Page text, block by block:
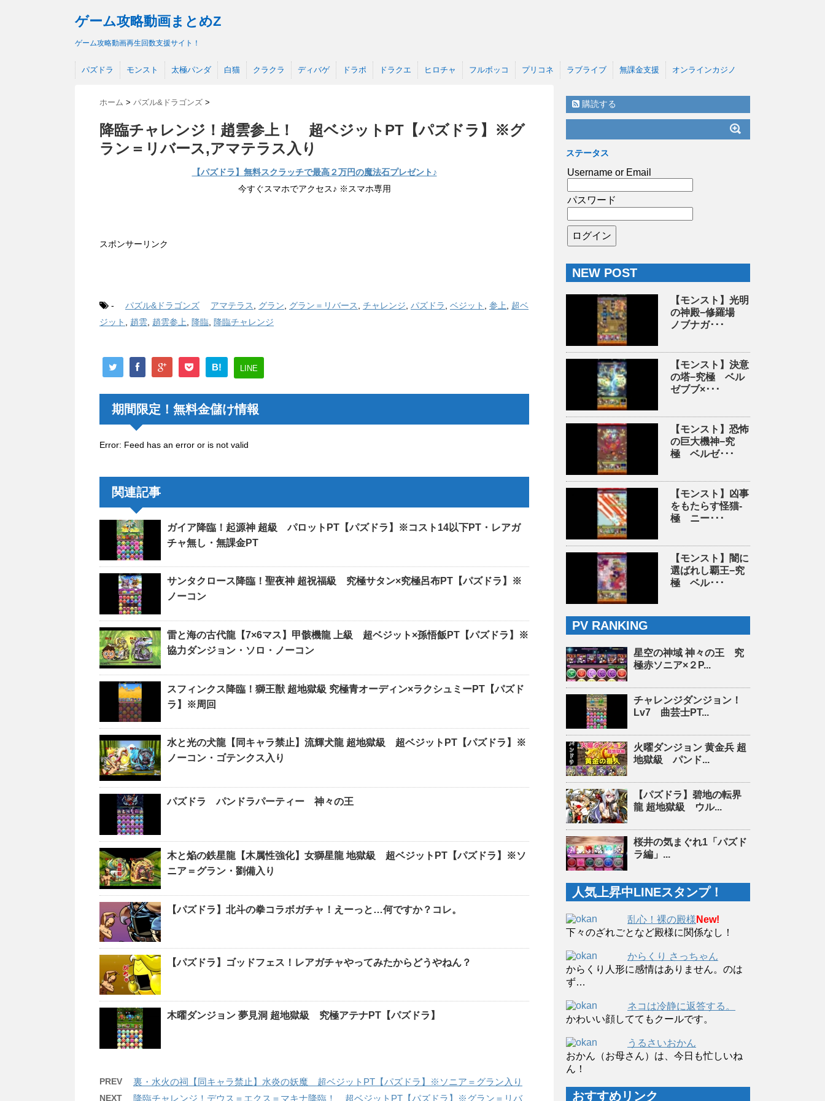
ゲーム攻略動画まとめZ
ゲーム攻略動画再生回数支援サイト！
パズドラ モンスト 太極パンダ 白猫 クラクラ ディバゲ ドラポ ドラクエ ヒロチャ フルボッコ プリコネ ラブライブ 無課金支援 オンラインカジノ
ホーム > パズル&ドラゴンズ >
降臨チャレンジ！趙雲参上！ 超ベジットPT【パズドラ】※グ
ラン＝リバース,アマテラス入り
【パズドラ】無料スクラッチで最高２万円の魔法石プレゼント♪
今すぐスマホでアクセス♪ ※スマホ専用
スポンサーリンク
- パズル&ドラゴンズ アマテラス グラン グラン＝リバース チャレンジ パズドラ ベジット 参上
超ベ
ジット
趙雲 趙雲参上 降臨 降臨チャレンジ
B! LINE
期間限定！無料金儲け情報
Error: Feed has an error or is not valid
関連記事
ガイア降臨！起源神 超級 パロットPT【パズドラ】※コスト14以下PT・レアガ
チャ無し・無課金PT
サンタクロース降臨！聖夜神 超祝福級 究極サタン×究極呂布PT【パズドラ】※
ノーコン
雷と海の古代龍【7×6マス】甲骸機龍 上級 超ベジット×孫悟飯PT【パズドラ】※
協力ダンジョン・ソロ・ノーコン
スフィンクス降臨！獅王獣 超地獄級 究極青オーディン×ラクシュミーPT【パズド
ラ】※周回
水と光の犬龍【同キャラ禁止】流輝犬龍 超地獄級 超ベジットPT【パズドラ】※
ノーコン・ゴテンクス入り
パズドラ パンドラパーティー 神々の王
木と焔の鉄星龍【木属性強化】女獅星龍 地獄級 超ベジットPT【パズドラ】※ソ
ニア＝グラン・劉備入り
【パズドラ】北斗の拳コラボガチャ！えーっと…何ですか？コレ。
【パズドラ】ゴッドフェス！レアガチャやってみたからどうやねん？
木曜ダンジョン 夢見洞 超地獄級 究極アテナPT【パズドラ】
PREV 裏・水火の祠【同キャラ禁止】水炎の妖魔 超ベジットPT【パズドラ】※ソニア＝グラン入り
NEXT 降臨チャレンジ！デウス＝エクス＝マキナ降臨！ 超ベジットPT【パズドラ】※グラン＝リバ
購読する
ステータス
Username or Email
パスワード
NEW POST
【モンスト】光明
の神殿−修羅場
ノブナガ･･･
【モンスト】決意
の塔−究極 ベル
ゼブブ×･･･
【モンスト】恐怖
の巨大機神−究
極 ベルゼ･･･
【モンスト】凶事
をもたらす怪猫-
極 ニー･･･
【モンスト】闇に
選ばれし覇王−究
極 ベル･･･
PV RANKING
星空の神域 神々の王 究
極赤ソニア×２P...
チャレンジダンジョン！
Lv7 曲芸士PT...
火曜ダンジョン 黄金兵 超
地獄級 パンド...
【パズドラ】碧地の転界
龍 超地獄級 ウル...
桜井の気まぐれ1「パズド
ラ編」...
人気上昇中LINEスタンプ！
乱心！裸の殿様 New!
下々のざれごとなど殿様に関係なし！
からくり さっちゃん
からくり人形に感情はありません。のは
ず…
ネコは冷静に返答する。
かわいい顔しててもクールです。
うるさいおかん
おかん（お母さん）は、今日も忙しいね
ん！
おすすめリンク